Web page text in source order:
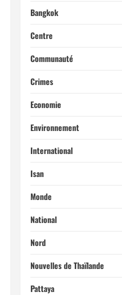
Bangkok
Centre
Communauté
Crimes
Economie
Environnement
International
Isan
Monde
National
Nord
Nouvelles de Thaïlande
Pattaya